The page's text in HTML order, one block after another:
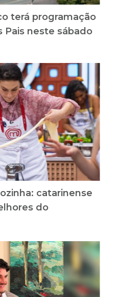
terá programação
Pais neste sábado
catarinense
do